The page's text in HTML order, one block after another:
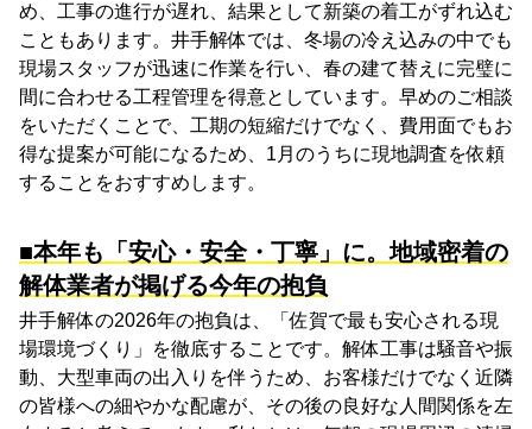
め、工事の進行が遅れ、結果として新築の着工がずれ込む
こともあります。井手解体では、冬場の冷え込みの中でも
現場スタッフが迅速に作業を行い、春の建て替えに完璧に
間に合わせる工程管理を得意としています。早めのご相談
をいただくことで、工期の短縮だけでなく、費用面でもお
得な提案が可能になるため、1月のうちに現地調査を依頼
することをおすすめします。
■本年も「安心・安全・丁寧」に。地域密着の
解体業者が掲げる今年の抱負
井手解体の2026年の抱負は、「佐賀で最も安心される現
場環境づくり」を徹底することです。解体工事は騒音や振
動、大型車両の出入りを伴うため、お客様だけでなく近隣
の皆様への細やかな配慮が、その後の良好な人間関係を左